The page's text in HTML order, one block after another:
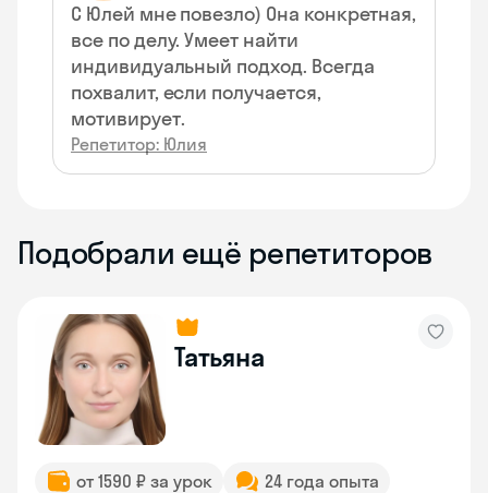
С Юлей мне повезло) Она конкретная,
все по делу. Умеет найти
индивидуальный подход. Всегда
похвалит, если получается,
мотивирует.
Репетитор: Юлия
Подобрали ещё репетиторов
Татьяна
от 1590 ₽ за урок 24 года опыта